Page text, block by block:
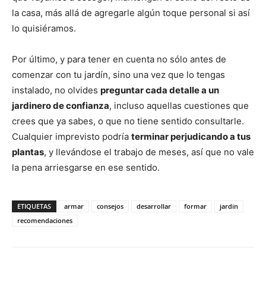
la casa, más allá de agregarle algún toque personal si así
lo quisiéramos.
Por último, y para tener en cuenta no sólo antes de
comenzar con tu jardín, sino una vez que lo tengas
instalado, no olvides preguntar cada detalle a un
jardinero de confianza, incluso aquellas cuestiones que
crees que ya sabes, o que no tiene sentido consultarle.
Cualquier imprevisto podría terminar perjudicando a tus
plantas, y llevándose el trabajo de meses, así que no vale
la pena arriesgarse en ese sentido.
ETIQUETAS armar consejos desarrollar formar
jardin
recomendaciones